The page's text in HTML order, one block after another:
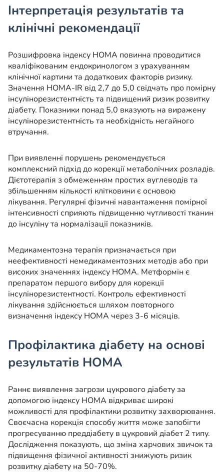
Інтерпретація результатів та
клінічні рекомендації
Розшифровка індексу HOMA повинна проводитися
кваліфікованим ендокринологом з урахуванням
клінічної картини та додаткових факторів ризику.
Значення HOMA-IR від 2,7 до 5,0 свідчать про помірну
інсулінорезистентність та підвищений ризик розвитку
діабету. Показники понад 5,0 вказують на виражену
інсулінорезистентність та необхідність негайного
втручання.
При виявленні порушень рекомендується
комплексний підхід до корекції метаболічних розладів.
Дієтотерапія з обмеженням простих вуглеводів та
збільшенням кількості клітковини є основою
лікування. Регулярні фізичні навантаження помірної
інтенсивності сприяють підвищенню чутливості тканин
до інсуліну та нормалізації показників.
Медикаментозна терапія призначається при
неефективності немедикаментозних методів або при
високих значеннях індексу HOMA. Метформін є
препаратом першого вибору для корекції
інсулінорезистентності. Контроль ефективності
лікування здійснюється шляхом повторного
визначення індексу HOMA через 3-6 місяців.
Профілактика діабету на основі
результатів HOMA
Раннє виявлення загрози цукрового діабету за
допомогою індексу HOMA відкриває широкі
можливості для профілактики розвитку захворювання.
Своєчасна корекція способу життя може запобігти
прогресуванню преддіабету в цукровий діабет 2 типу.
Дослідження показують, що зміна харчових звичок та
підвищення фізичної активності знижують ризик
розвитку діабету на 50-70%.